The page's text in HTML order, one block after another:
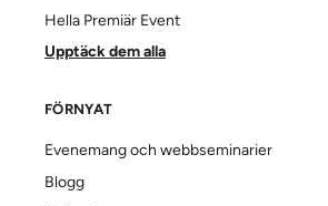
Hella Premiär Event
Upptäck dem alla
FÖRNYAT
Evenemang och webbseminarier
Blogg